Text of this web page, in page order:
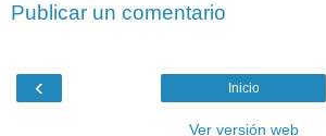
Publicar un comentario
‹ Inicio
Ver versión web